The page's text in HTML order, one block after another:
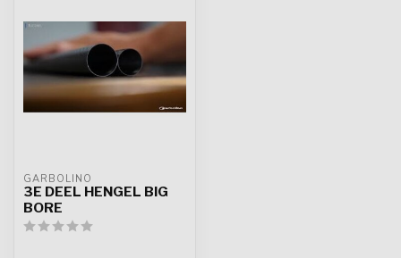
GARBOLINO
3E DEEL HENGEL BIG
BORE